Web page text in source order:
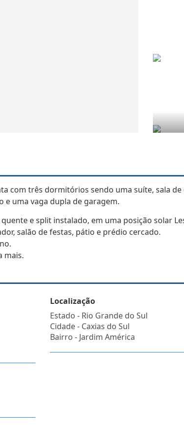
com três dormitórios sendo uma suíte, sala de
e uma vaga dupla de garagem.
e split instalado, em uma posição solar
salão de festas, pátio e prédio cercado.
mais.
Localização
Estado - Rio Grande do Sul
Cidade - Caxias do Sul
Bairro - Jardim América